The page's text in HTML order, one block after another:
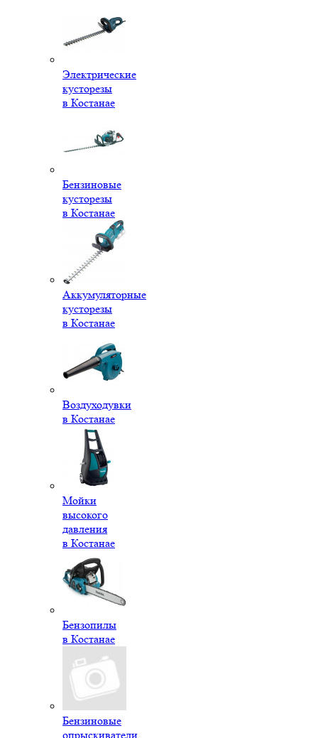
Электрические
кусторезы
в Костанае
Бензиновые
кусторезы
в Костанае
Аккумуляторные
кусторезы
в Костанае
Воздуходувки
в Костанае
Мойки
высокого
давления
в Костанае
Бензопилы
в Костанае
Бензиновые
опрыскиватели